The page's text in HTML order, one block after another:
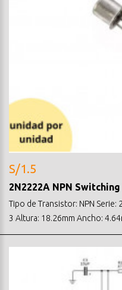
S/1.5
2N2222A NPN
Tipo de Transistor: NPN Serie:
3 Altura: 18.26mm Ancho: